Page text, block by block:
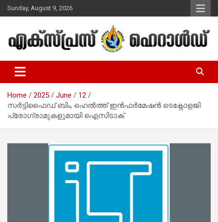
Skip
to
Sunday, August 9, 2026
Express Herald – Malayalam
Christian News
Home 2025 June
12
സർട്ടിഫൈഡ് ബിം, ഹെൽത്ത് ഇൻഫർമേഷൻ ടെക്നോളജി
പ്രോഗ്രാമുകളുമായി ഐസിടാക്